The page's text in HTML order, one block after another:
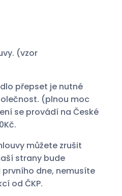
(vzor
přepset je nutné
(plnou moc
se provádí na České
můžete zrušit
strany bude
dne, nemusíte
od ČKP.